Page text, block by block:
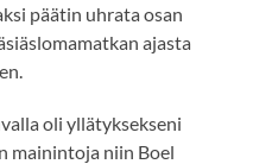
päätin uhrata osan
ajasta
oli yllätyksekseni
mainintoja niin Boel